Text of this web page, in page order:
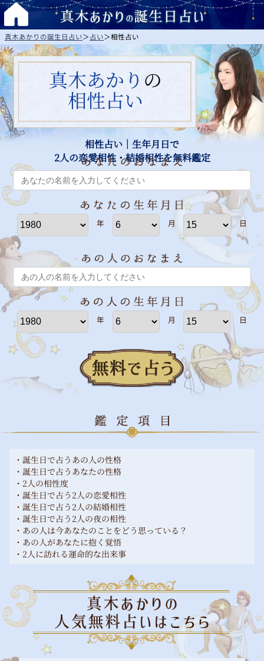
真木あかりの誕生日占い＞占い＞相性占い
真木あかり の
相性占い
相性占い｜生年月日で
2人の恋愛相性・結婚相性を無料鑑定
年 月 日
年 月 日
・誕生日で占うあの人の性格
・誕生日で占うあなたの性格
・2人の相性度
・誕生日で占う2人の恋愛相性
・誕生日で占う2人の結婚相性
・誕生日で占う2人の夜の相性
・あの人は今あなたのことをどう思っている？
・あの人があなたに抱く覚悟
・2人に訪れる運命的な出来事